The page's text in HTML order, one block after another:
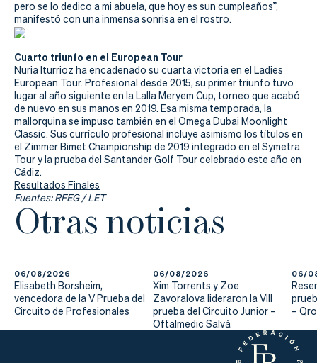
pero se lo dedico a mi abuela, que hoy es sun cumpleaños”,
manifestó con una inmensa sonrisa en el rostro.
Cuarto triunfo en el European Tour
Nuria Iturrioz ha encadenado su cuarta victoria en el Ladies
European Tour. Profesional desde 2015, su primer triunfo tuvo
lugar al año siguiente en la Lalla Meryem Cup, torneo que acabó
de nuevo en sus manos en 2019. Esa misma temporada, la
mallorquina se impuso también en el Omega Dubai Moonlight
Classic. Sus currículo profesional incluye asimismo los títulos en
el Zimmer Bimet Championship de 2019 integrado en el Symetra
Tour y la prueba del Santander Golf Tour celebrado este año en
Cádiz.
Resultados Finales
Fuentes: RFEG / LET
Otras noticias
06/08/2026
Elisabeth Borsheim,
vencedora de la V Prueba del
Circuito de Profesionales
06/08/2026
Xim Torrents y Zoe
Zavoralova lideraron la VIII
prueba del Circuito Junior –
Oftalmedic Salvà
06/
–